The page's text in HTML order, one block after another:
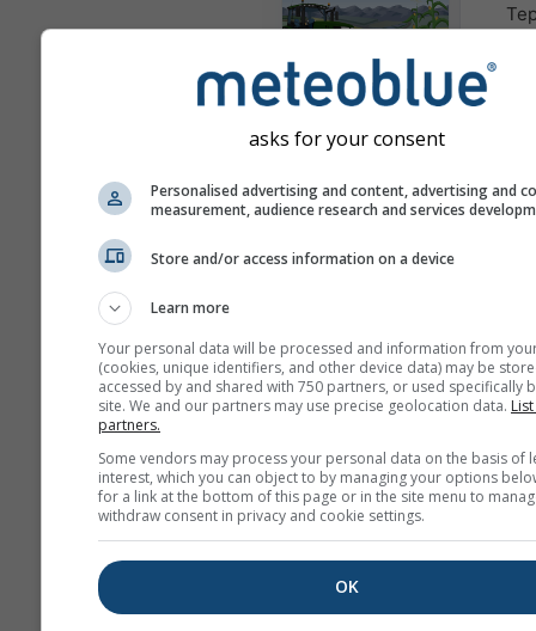
Meteogram
asks for your consent
Personalised advertising and content, advertising and
measurement, audience research and services
Store and/or access information on a device
Learn more
Your personal data will be processed and information from
(cookies, unique identifiers, and other device data) may be
accessed by and shared with 750 partners, or used specifically
site. We and our partners may use precise geolocation data.
partners.
Some vendors may process your personal data on the basis of
interest, which you can object to by managing your options
for a link at the bottom of this page or in the site menu to
withdraw consent in privacy and cookie settings.
OK